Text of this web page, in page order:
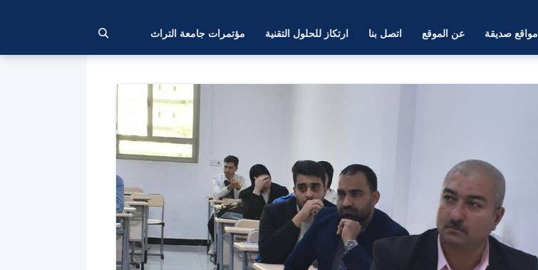
مواقع صديقة عن الموقع اتصل بنا ارتكاز للحلول التقنية مؤتمرات جامعة التراث